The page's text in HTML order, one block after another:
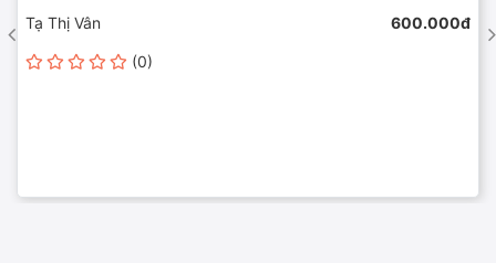
Tạ Thị Vân 600.000đ
(0)